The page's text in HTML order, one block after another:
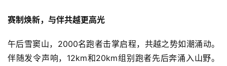
赛制焕新，与伴共越更高光
午后雪窦山，2000名跑者击掌启程，共越之势如潮涌动。
伴随发令声响，12km和20km组别跑者先后奔涌入山野。